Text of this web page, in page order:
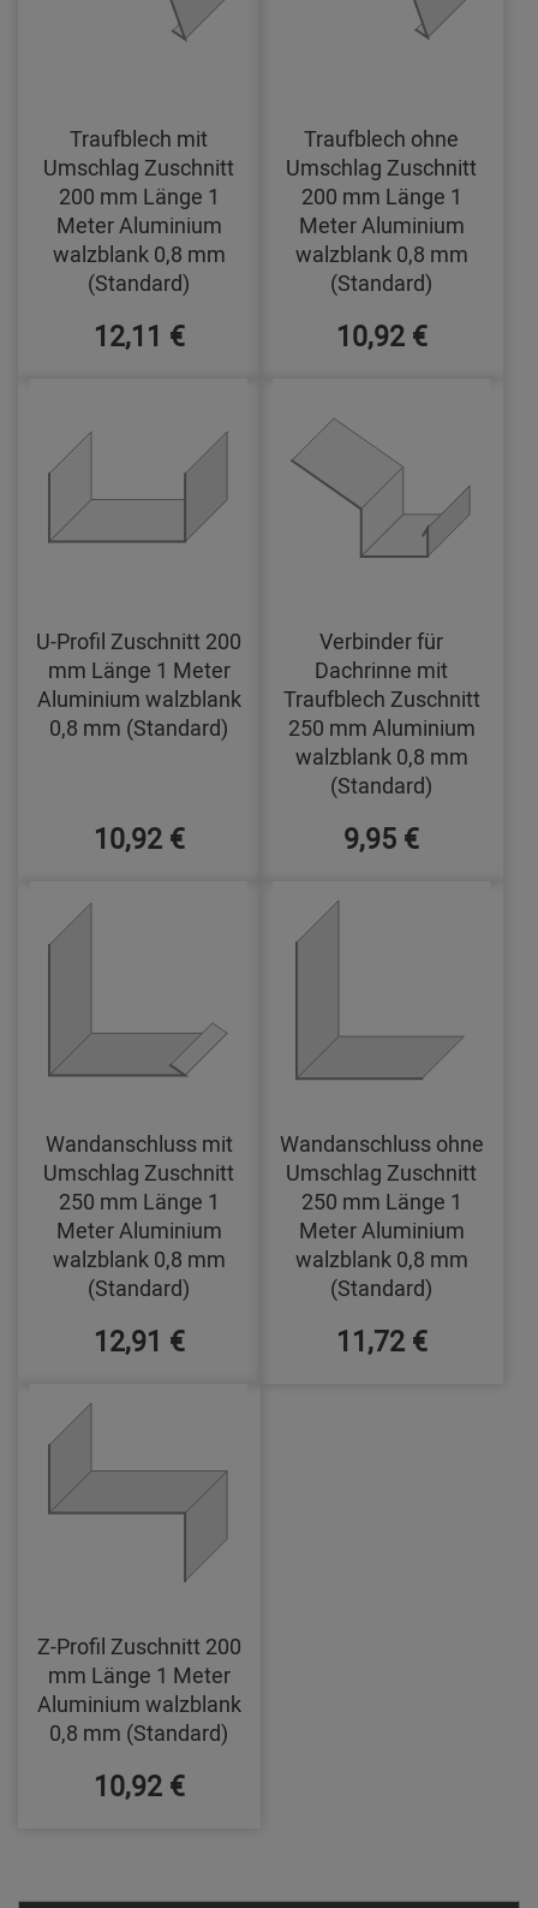
Traufblech mit
Umschlag Zuschnitt
200 mm Länge 1
Meter Aluminium
walzblank 0,8 mm
(Standard)
12,11 €
Traufblech ohne
Umschlag Zuschnitt
200 mm Länge 1
Meter Aluminium
walzblank 0,8 mm
(Standard)
10,92 €
U-Profil Zuschnitt 200
mm Länge 1 Meter
Aluminium walzblank
0,8 mm (Standard)
10,92 €
Verbinder für
Dachrinne mit
Traufblech Zuschnitt
250 mm Aluminium
walzblank 0,8 mm
(Standard)
9,95 €
Wandanschluss mit
Umschlag Zuschnitt
250 mm Länge 1
Meter Aluminium
walzblank 0,8 mm
(Standard)
12,91 €
Wandanschluss ohne
Umschlag Zuschnitt
250 mm Länge 1
Meter Aluminium
walzblank 0,8 mm
(Standard)
11,72 €
Z-Profil Zuschnitt 200
mm Länge 1 Meter
Aluminium walzblank
0,8 mm (Standard)
10,92 €